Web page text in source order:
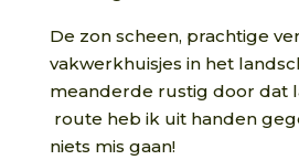
De zon scheen, prachtige
vakwerkhuisjes in het
meanderde rustig door dat
route heb ik uit handen
niets mis gaan!